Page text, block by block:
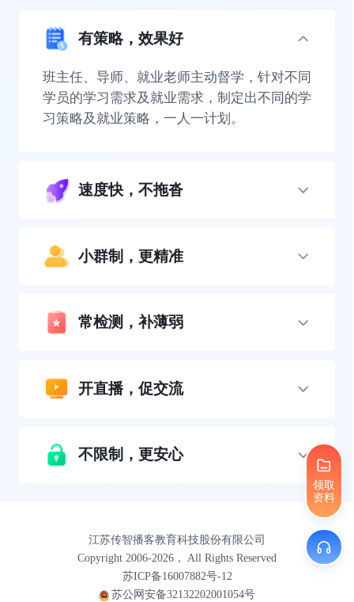
领取
资料
有策略，效果好
班主任、导师、就业老师主动督学，针对不同
学员的学习需求及就业需求，制定出不同的学
习策略及就业策略，一人一计划。
速度快，不拖沓
小群制，更精准
常检测，补薄弱
开直播，促交流
不限制，更安心
江苏传智播客教育科技股份有限公司
Copyright 2006-2026， All Rights Reserved
苏ICP备16007882号-12
苏公网安备32132202001054号